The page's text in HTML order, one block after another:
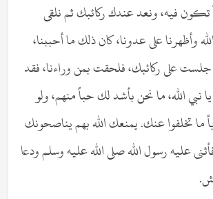
تكون فيه، ونعد عندك ركائبك ثم نلقى
وأظهرنا على عدونا، كان ذلك ما أحببنا،
على ركائبك، فلحقت بمن وراءنا، فقد
نبي الله، ما نحن بأشد لك حباً منهم، ولو
ما تخلفوا عنك. يمنعك الله بهم يناصحونك
عليه رسول الله صلى الله عليه وسلم ودعا